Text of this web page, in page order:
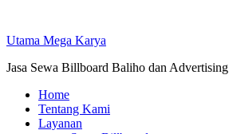
content
Utama Mega Karya
Jasa Sewa Billboard Baliho dan Advertising
Home
Tentang Kami
Layanan